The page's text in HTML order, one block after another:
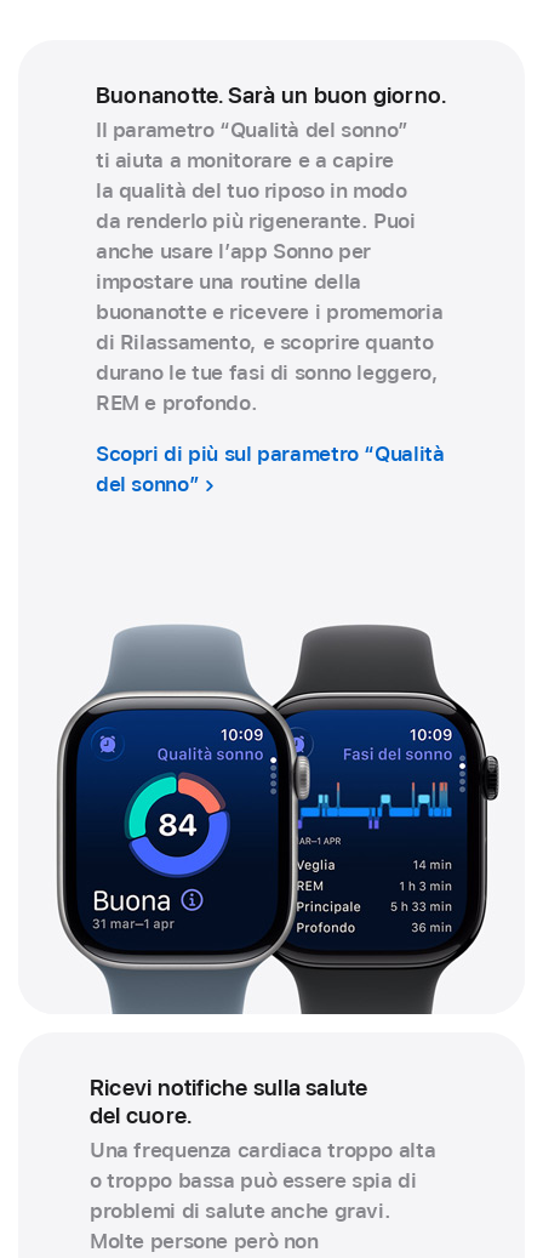
Buonanotte. Sarà un buon giorno.
Il parametro “Qualità del sonno”
ti aiuta a monitorare e a capire
la qualità del tuo riposo in modo
da renderlo più rigenerante. Puoi
anche usare l’app Sonno per
impostare una routine della
buonanotte e ricevere i promemoria
di Rilassamento, e scoprire quanto
durano le tue fasi di sonno leggero,
REM e profondo.
Scopri di più sul parametro “Qualità
del sonno”
Ricevi notifiche sulla salute
del cuore.
Una frequenza cardiaca troppo alta
o troppo bassa può essere spia di
problemi di salute anche gravi.
Molte persone però non